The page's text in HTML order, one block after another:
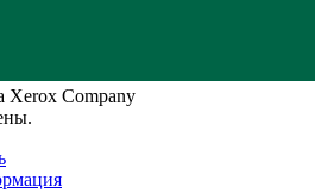
Xerox Company